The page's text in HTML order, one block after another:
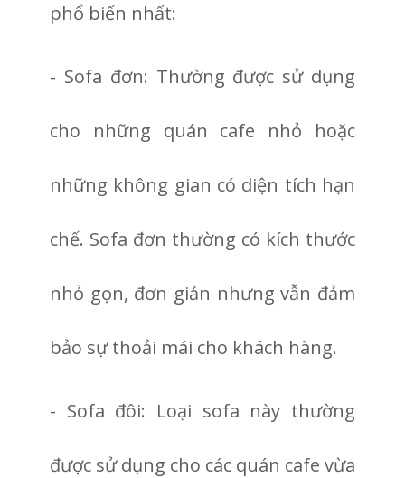
phổ biến nhất:
- Sofa đơn: Thường được sử dụng
cho những quán cafe nhỏ hoặc
những không gian có diện tích hạn
chế. Sofa đơn thường có kích thước
nhỏ gọn, đơn giản nhưng vẫn đảm
bảo sự thoải mái cho khách hàng.
- Sofa đôi: Loại sofa này thường
được sử dụng cho các quán cafe vừa